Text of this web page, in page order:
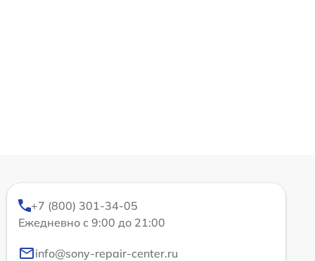
+7 (800) 301-34-05
Ежедневно с 9:00 до 21:00
info@sony-repair-center.ru